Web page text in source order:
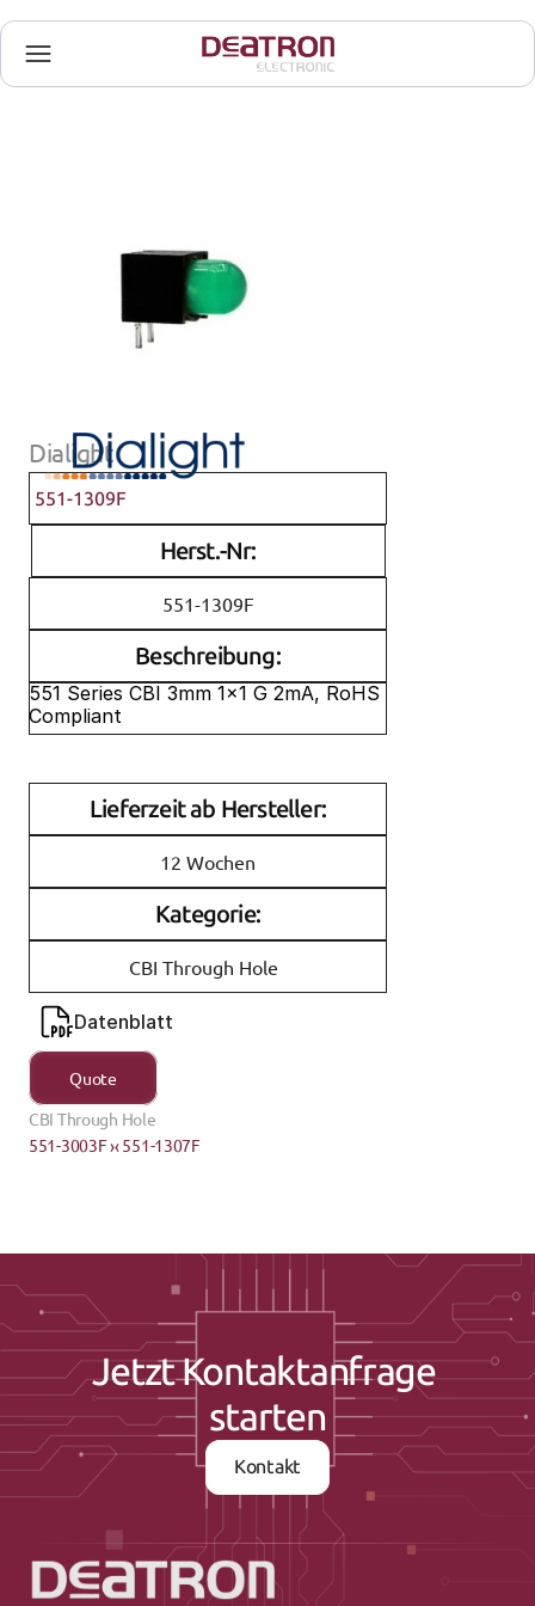
Dialight
551-1309F
Herst.-Nr:
551-1309F
Beschreibung:
551 Series CBI 3mm 1x1 G 2mA, RoHS
Compliant
Lieferzeit ab Hersteller:
12 Wochen
Kategorie:
CBI Through Hole
Datenblatt
Quote
CBI Through Hole
551-3003F ›‹ 551-1307F
Jetzt Kontaktanfrage
starten
Kontakt